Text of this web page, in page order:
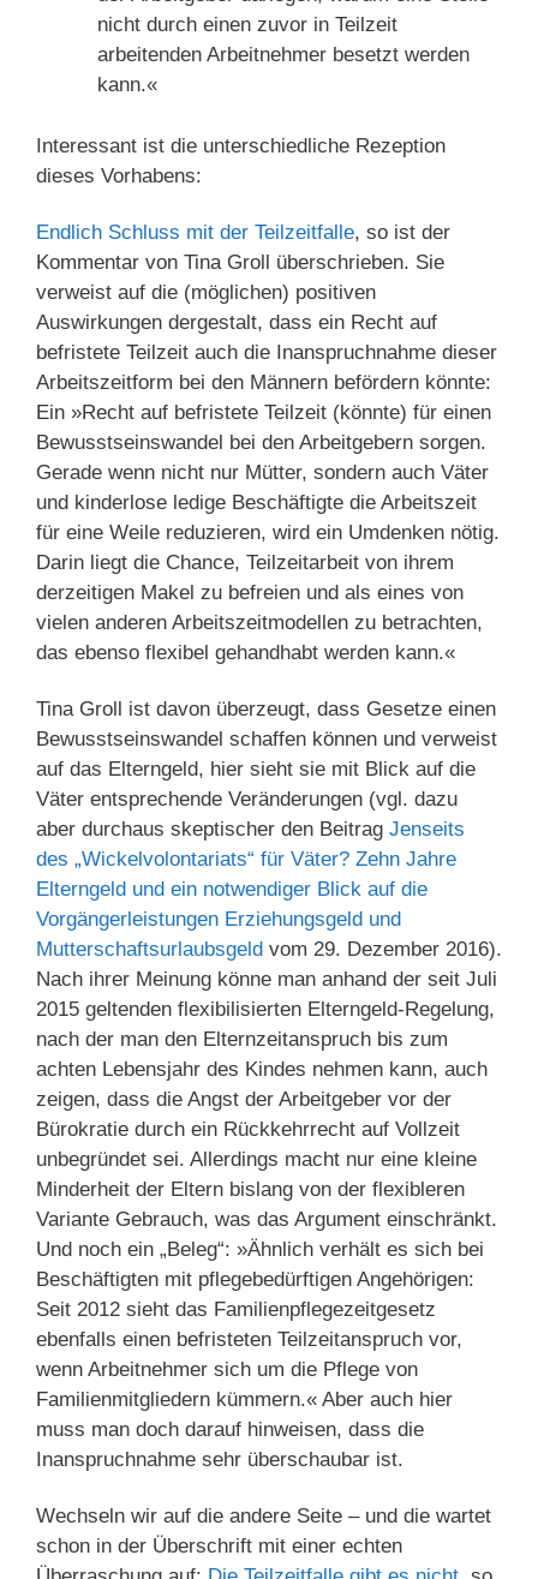
nicht durch einen zuvor in Teilzeit
arbeitenden Arbeitnehmer besetzt werden
kann.«
Interessant ist die unterschiedliche Rezeption
dieses Vorhabens:
Endlich Schluss mit der Teilzeitfalle, so ist der
Kommentar von Tina Groll überschrieben. Sie
verweist auf die (möglichen) positiven
Auswirkungen dergestalt, dass ein Recht auf
befristete Teilzeit auch die Inanspruchnahme dieser
Arbeitszeitform bei den Männern befördern könnte:
Ein »Recht auf befristete Teilzeit (könnte) für einen
Bewusstseinswandel bei den Arbeitgebern sorgen.
Gerade wenn nicht nur Mütter, sondern auch Väter
und kinderlose ledige Beschäftigte die Arbeitszeit
für eine Weile reduzieren, wird ein Umdenken nötig.
Darin liegt die Chance, Teilzeitarbeit von ihrem
derzeitigen Makel zu befreien und als eines von
vielen anderen Arbeitszeitmodellen zu betrachten,
das ebenso flexibel gehandhabt werden kann.«
Tina Groll ist davon überzeugt, dass Gesetze einen
Bewusstseinswandel schaffen können und verweist
auf das Elterngeld, hier sieht sie mit Blick auf die
Väter entsprechende Veränderungen (vgl. dazu
aber durchaus skeptischer den Beitrag Jenseits
des „Wickelvolontariats“ für Väter? Zehn Jahre
Elterngeld und ein notwendiger Blick auf die
Vorgängerleistungen Erziehungsgeld und
Mutterschaftsurlaubsgeld vom 29. Dezember 2016).
Nach ihrer Meinung könne man anhand der seit Juli
2015 geltenden flexibilisierten Elterngeld-Regelung,
nach der man den Elternzeitanspruch bis zum
achten Lebensjahr des Kindes nehmen kann, auch
zeigen, dass die Angst der Arbeitgeber vor der
Bürokratie durch ein Rückkehrrecht auf Vollzeit
unbegründet sei. Allerdings macht nur eine kleine
Minderheit der Eltern bislang von der flexibleren
Variante Gebrauch, was das Argument einschränkt.
Und noch ein „Beleg“: »Ähnlich verhält es sich bei
Beschäftigten mit pflegebedürftigen Angehörigen:
Seit 2012 sieht das Familienpflegezeitgesetz
ebenfalls einen befristeten Teilzeitanspruch vor,
wenn Arbeitnehmer sich um die Pflege von
Familienmitgliedern kümmern.« Aber auch hier
muss man doch darauf hinweisen, dass die
Inanspruchnahme sehr überschaubar ist.
Wechseln wir auf die andere Seite – und die wartet
schon in der Überschrift mit einer echten